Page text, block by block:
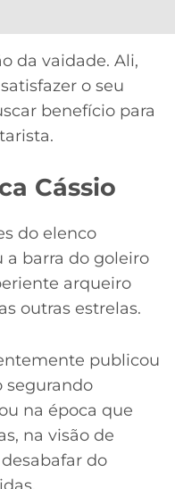
da vaidade. Ali,
o seu
benefício para
Cássio
do elenco
a barra do goleiro
arqueiro
outras estrelas.
publicou
segurando
na época que
na visão de
do